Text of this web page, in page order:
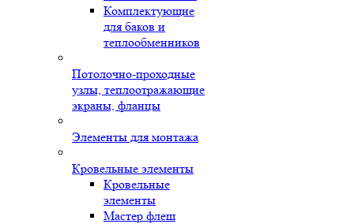
Комплектующие
для баков и
теплообменников
Потолочно-проходные
узлы, теплоотражающие
экраны, фланцы
Элементы для монтажа
Кровельные элементы
Кровельные
элементы
Мастер флеш